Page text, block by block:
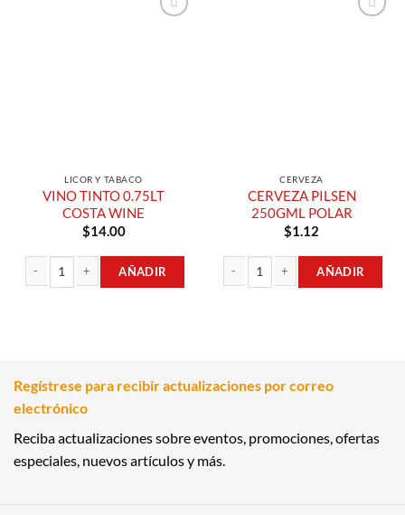
LICOR Y TABACO
VINO TINTO 0.75LT
COSTA WINE
$14.00
AÑADIR
CERVEZA
CERVEZA PILSEN
250GML POLAR
$1.12
AÑADIR
Regístrese para recibir actualizaciones por correo
electrónico
Reciba actualizaciones sobre eventos, promociones, ofertas
especiales, nuevos artículos y más.